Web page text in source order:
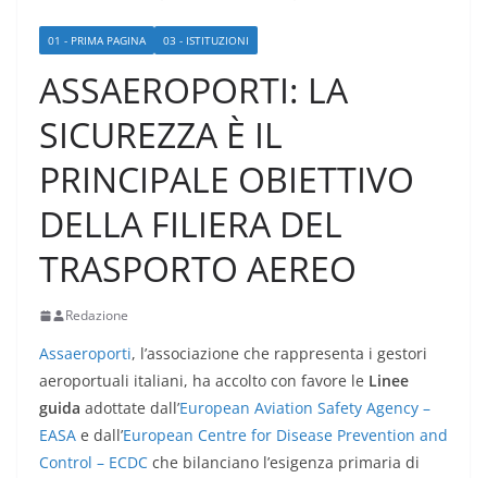
01 - PRIMA PAGINA 03 - ISTITUZIONI
ASSAEROPORTI: LA
SICUREZZA È IL
PRINCIPALE OBIETTIVO
DELLA FILIERA DEL
TRASPORTO AEREO
Redazione
Assaeroporti, l’associazione che rappresenta i gestori
aeroportuali italiani, ha accolto con favore le Linee
guida adottate dall’European Aviation Safety Agency –
EASA e dall’European Centre for Disease Prevention and
Control – ECDC che bilanciano l’esigenza primaria di